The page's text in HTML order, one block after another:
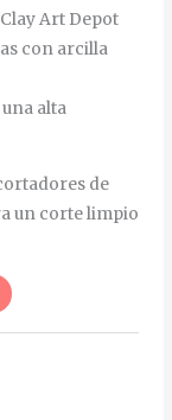
Art Depot
con arcilla
alta
de
un corte limpio